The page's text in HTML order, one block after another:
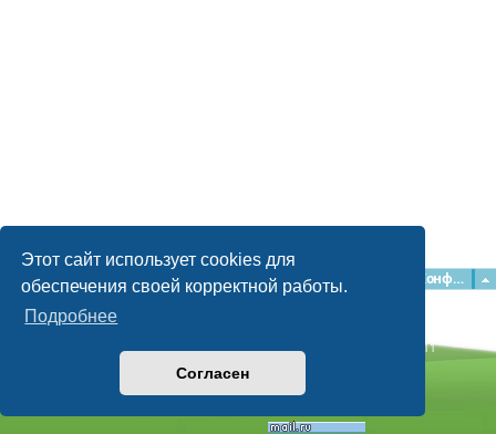
Этот сайт использует cookies для
обеспечения своей корректной работы.
Подробнее
Согласен
Главная Форумы Конфиденциальность
Наша команда
Time: 0.141s| Peak Memory Usage: 2.16 МБ | GZIP: Off |
Queries: 11
© phpBB Guru, 2004—2026
Powered by
Style byArtodia